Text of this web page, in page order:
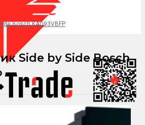
Bosch KAD93VBFP
Side by Side Bosch